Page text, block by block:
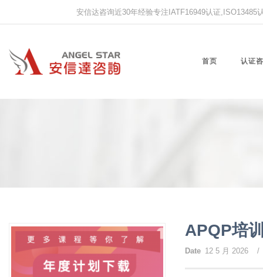
安信达咨询近30年经验专注IATF16949认证
首页 认证
APQP培
Date 12 5 月 2026 /